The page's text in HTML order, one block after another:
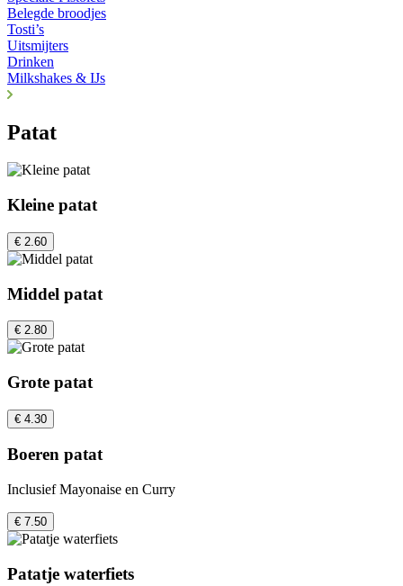
Belegde broodjes
Tosti’s
Uitsmijters
Drinken
Milkshakes & IJs
Patat
Kleine patat
€ 2.60
Middel patat
€ 2.80
Grote patat
€ 4.30
Boeren patat
Inclusief Mayonaise en Curry
€ 7.50
Patatje waterfiets